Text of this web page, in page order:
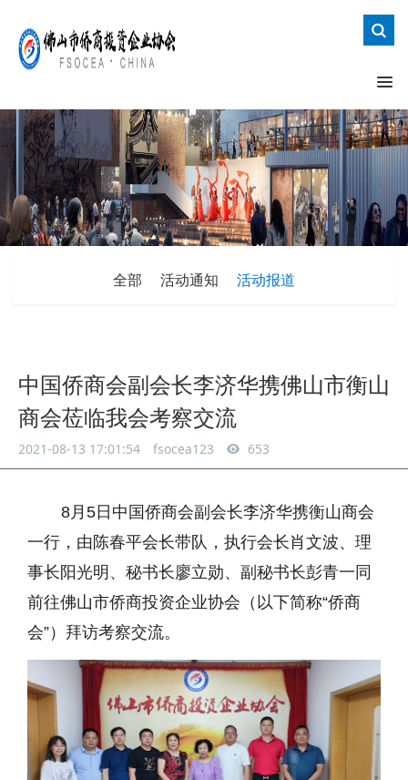
全部 活动通知 活动报道
中国侨商会副会长李济华携佛山市衡山
商会莅临我会考察交流
2021-08-13 17:01:54 fsocea123 653
8月5日中国侨商会副会长李济华携衡山商会
一行，由陈春平会长带队，执行会长肖文波、理
事长阳光明、秘书长廖立勋、副秘书长彭青一同
前往佛山市侨商投资企业协会（以下简称“侨商
会”）拜访考察交流。